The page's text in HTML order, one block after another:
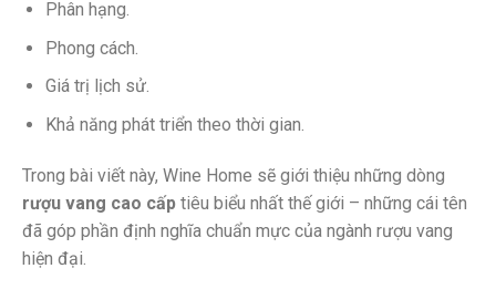
Phân hạng.
Phong cách.
Giá trị lịch sử.
Khả năng phát triển theo thời gian.
Trong bài viết này, Wine Home sẽ giới thiệu những dòng
rượu vang cao cấp tiêu biểu nhất thế giới – những cái tên
đã góp phần định nghĩa chuẩn mực của ngành rượu vang
hiện đại.